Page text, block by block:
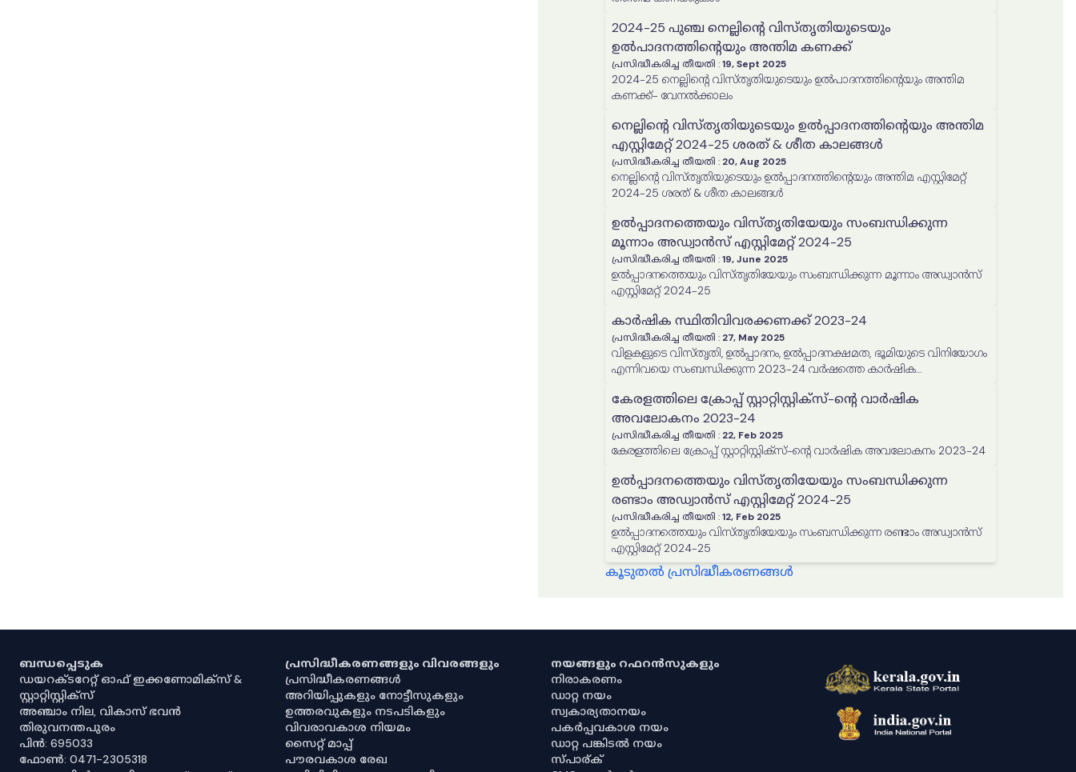
2024-25 പുഞ്ച നെല്ലിന്റെ വിസ്തൃതിയുടെയും
ഉൽപാദനത്തിന്റെയും അന്തിമ കണക്ക്
പ്രസിദ്ധീകരിച്ച തീയതി :19, Sept 2025
2024-25 നെല്ലിന്റെ വിസ്തൃതിയുടെയും ഉൽപാദനത്തിന്റെയും അന്തിമ
കണക്ക്- വേനൽക്കാലം
നെല്ലിൻ്റെ വിസ്തൃതിയുടെയും ഉൽപ്പാദനത്തിൻ്റെയും അന്തിമ
എസ്റ്റിമേറ്റ് 2024-25 ശരത് & ശീത കാലങ്ങൾ
പ്രസിദ്ധീകരിച്ച തീയതി : 20, Aug 2025
നെല്ലിൻ്റെ വിസ്തൃതിയുടെയും ഉൽപ്പാദനത്തിൻ്റെയും അന്തിമ എസ്റ്റിമേറ്റ്
2024-25 ശരത് & ശീത കാലങ്ങൾ
ഉൽപ്പാദനത്തെയും വിസ്തൃതിയേയും സംബന്ധിക്കുന്ന
മൂന്നാം അഡ്വാൻസ് എസ്റ്റിമേറ്റ് 2024-25
പ്രസിദ്ധീകരിച്ച തീയതി :19, June 2025
ഉൽപ്പാദനത്തെയും വിസ്തൃതിയേയും സംബന്ധിക്കുന്ന മൂന്നാം അഡ്വാൻസ്
എസ്റ്റിമേറ്റ് 2024-25
കാർഷിക സ്ഥിതിവിവരക്കണക്ക് 2023-24
പ്രസിദ്ധീകരിച്ച തീയതി : 27, May 2025
വിളകളുടെ വിസ്തൃതി, ഉൽപ്പാദനം, ഉൽപ്പാദനക്ഷമത, ഭൂമിയുടെ വിനിയോഗം
എന്നിവയെ സംബന്ധിക്കുന്ന 2023-24 വർഷത്തെ കാർഷിക
കേരളത്തിലെ ക്രോപ്പ് സ്റ്റാറ്റിസ്റ്റിക്‌സ്-ന്റെ വാർഷിക
അവലോകനം 2023-24
പ്രസിദ്ധീകരിച്ച തീയതി : 22, Feb 2025
കേരളത്തിലെ ക്രോപ്പ് സ്റ്റാറ്റിസ്റ്റിക്‌സ്-ന്റെ വാർഷിക അവലോകനം 2023-24
ഉൽപ്പാദനത്തെയും വിസ്തൃതിയേയും സംബന്ധിക്കുന്ന
രണ്ടാം അഡ്വാൻസ് എസ്റ്റിമേറ്റ് 2024-25
പ്രസിദ്ധീകരിച്ച തീയതി :12, Feb 2025
ഉൽപ്പാദനത്തെയും വിസ്തൃതിയേയും സംബന്ധിക്കുന്ന രണ്ടാം അഡ്വാൻസ്
എസ്റ്റിമേറ്റ് 2024-25
കൂടുതൽ പ്രസിദ്ധീകരണങ്ങൾ
ബന്ധപ്പെടുക
ഡയറക്ടറേറ്റ് ഓഫ് ഇക്കണോമിക്സ് &
സ്റ്റാറ്റിസ്റ്റിക്സ്
അഞ്ചാം നില, വികാസ് ഭവൻ
തിരുവനന്തപുരം
പിൻ: 695033
ഫോൺ: 0471-2305318
പ്രസിദ്ധീകരണങ്ങളും വിവരങ്ങളും
പ്രസിദ്ധീകരണങ്ങൾ
അറിയിപ്പുകളും നോട്ടീസുകളും
ഉത്തരവുകളും നടപടികളും
വിവരാവകാശ നിയമം
സൈറ്റ് മാപ്പ്
പൗരവകാശ രേഖ
നയങ്ങളും റഫറൻസുകളും
നിരാകരണം
ഡാറ്റ നയം
സ്വകാര്യതാനയം
പകർപ്പവകാശ നയം
ഡാറ്റ പങ്കിടൽ നയം
സ്പാര്ക്